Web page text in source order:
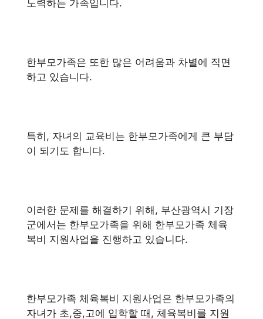
노력하는 가족입니다.
한부모가족은 또한 많은 어려움과 차별에 직면
하고 있습니다.
특히, 자녀의 교육비는 한부모가족에게 큰 부담
이 되기도 합니다.
이러한 문제를 해결하기 위해, 부산광역시 기장
군에서는 한부모가족을 위해 한부모가족 체육
복비 지원사업을 진행하고 있습니다.
한부모가족 체육복비 지원사업은 한부모가족의
자녀가 초,중,고에 입학할 때, 체육복비를 지원